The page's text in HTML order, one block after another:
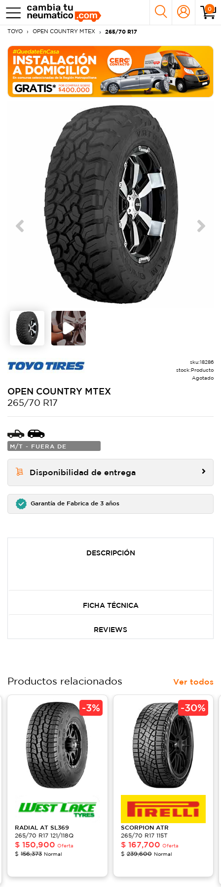
0
TOYO OPEN COUNTRY MTEX 265/70 R17
Previous Next
sku:18286
stock:Producto
Agotado
OPEN COUNTRY MTEX
265/70 R17
M/T - FUERA DE
Disponibilidad de entrega
Garantía de Fabrica de 3 años
DESCRIPCIÓN
FICHA TÉCNICA
REVIEWS
Productos relacionados Ver todos
-3%
RADIAL AT SL369
265/70 R17 121/118Q
$ 150,900 Oferta
$ 156,373 Normal
-30%
SCORPION ATR
265/70 R17 115T
$ 167,700 Oferta
$239,600 Normal